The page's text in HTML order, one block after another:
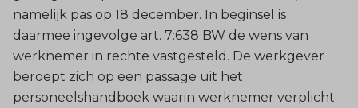
namelijk pas op 18 december. In beginsel is
daarmee ingevolge art. 7:638 BW de wens van
werknemer in rechte vastgesteld. De werkgever
beroept zich op een passage uit het
personeelshandboek waarin werknemer verplicht